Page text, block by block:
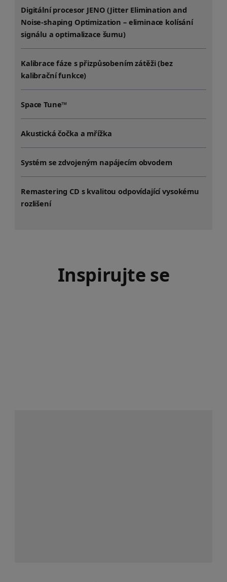
Digitální procesor JENO (Jitter Elimination and
Noise-shaping Optimization – eliminace kolísání
signálu a optimalizace šumu)
Kalibrace fáze s přizpůsobením zátěži (bez
kalibrační funkce)
Space Tune™
Akustická čočka a mřížka
Systém se zdvojeným napájecím obvodem
Remastering CD s kvalitou odpovídající vysokému
rozlišení
Inspirujte se